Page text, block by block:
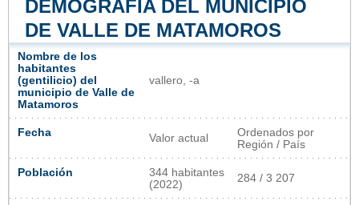
DEMOGRAFÍA DEL MUNICIPIO
DE VALLE DE MATAMOROS
Nombre de los
habitantes
(gentilicio) del
municipio de Valle de
Matamoros
vallero, -a
Fecha Valor actual
Ordenados por
Región / País
Población
344 habitantes
(2022)
284 / 3 207